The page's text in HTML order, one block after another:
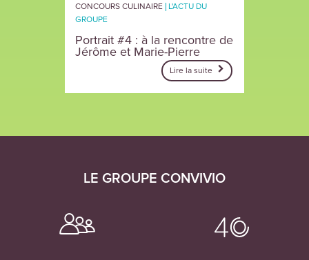
CONCOURS CULINAIRE
L'ACTU DU
GROUPE
Portrait #4 : à la rencontre de
Jérôme et Marie-Pierre
Lire la suite
LE GROUPE CONVIVIO